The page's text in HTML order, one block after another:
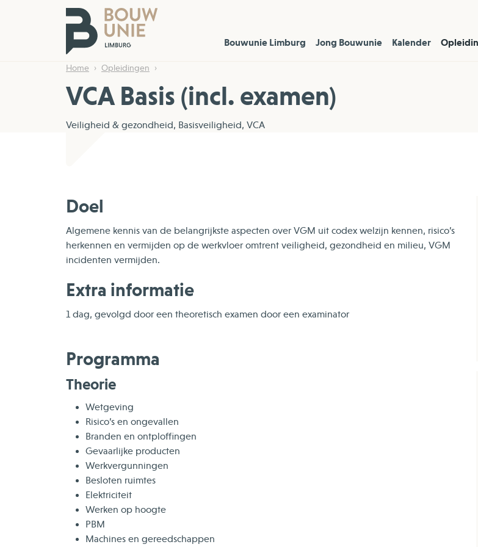
Bouwunie Limburg Jong Bouwunie Kalender
Home Opleidingen
VCA Basis (incl. examen)
Veiligheid & gezondheid, Basisveiligheid, VCA
Doel
Algemene kennis van de belangrijkste aspecten over VGM uit codex welzijn kennen, risico’s
herkennen en vermijden op de werkvloer omtrent veiligheid, gezondheid en milieu, VGM
incidenten vermijden.
Extra informatie
1 dag, gevolgd door een theoretisch examen door een examinator
Programma
Theorie
Wetgeving
Risico’s en ongevallen
Branden en ontploffingen
Gevaarlijke producten
Werkvergunningen
Besloten ruimtes
Elektriciteit
Werken op hoogte
PBM
Machines en gereedschappen